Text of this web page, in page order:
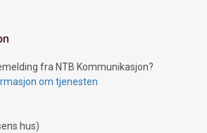
fra NTB Kommunikasjon?
om tjenesten
hus)